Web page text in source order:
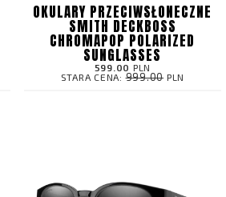
OKULARY PRZECIWSŁONECZNE
SMITH DECKBOSS
CHROMAPOP POLARIZED
SUNGLASSES
599.00 PLN
STARA CENA:999.00 PLN